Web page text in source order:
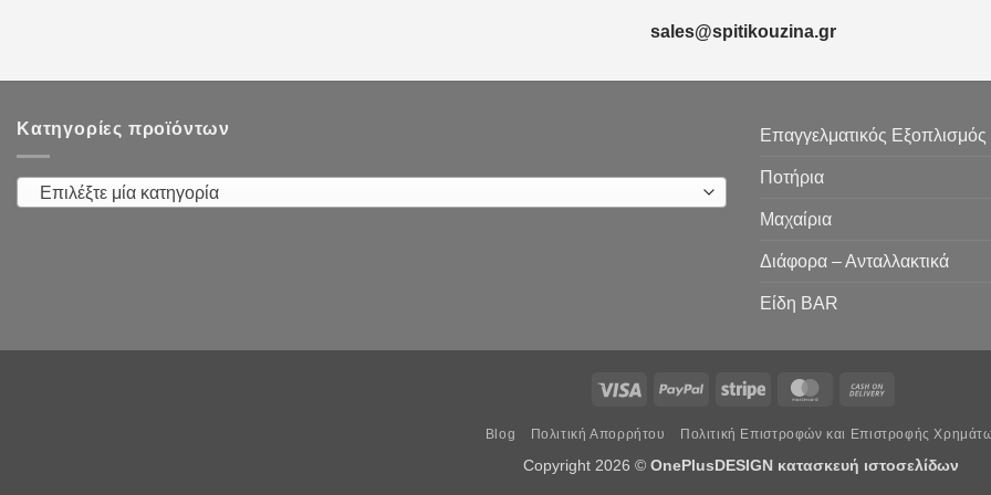
sales@spitikouzina.gr
Κατηγορίες προϊόντων
Επιλέξτε μία κατηγορία
Επαγγελματικός Εξοπλισμός
Ποτήρια
Μαχαίρια
Διάφορα – Ανταλλακτικά
Είδη ΒAR
Visa PayPal Stripe MasterCard
Delivery
Blog Πολιτική Απορρήτου Πολιτική Επιστροφών και Επιστροφής
Copyright 2026 © OnePlusDESIGN κατασκευή ιστοσελίδων